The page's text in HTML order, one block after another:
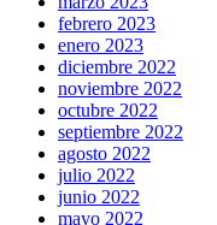
febrero 2023
enero 2023
diciembre 2022
noviembre 2022
octubre 2022
septiembre 2022
agosto 2022
julio 2022
junio 2022
mayo 2022